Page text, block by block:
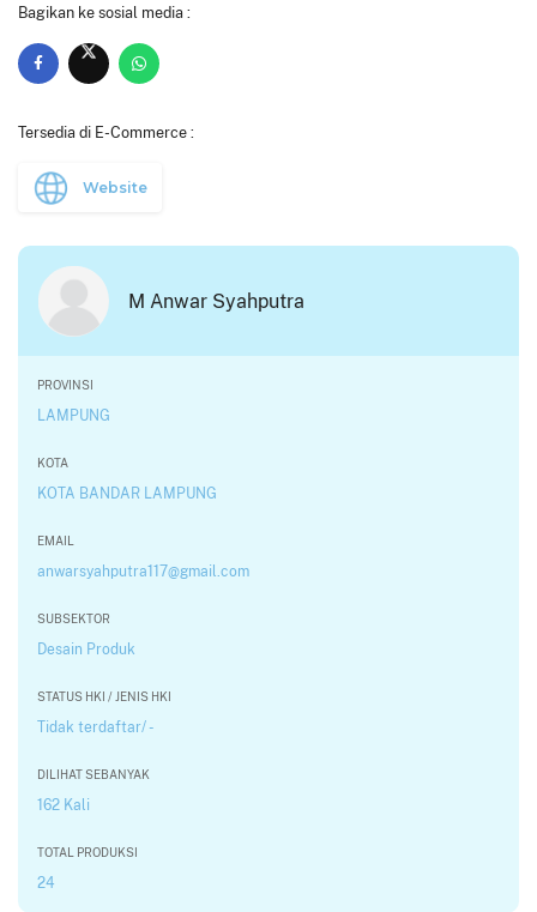
Bagikan ke sosial media :
Tersedia di E-Commerce :
Website
M Anwar Syahputra
PROVINSI
LAMPUNG
KOTA
KOTA BANDAR LAMPUNG
EMAIL
anwarsyahputra117@gmail.com
SUBSEKTOR
Desain Produk
STATUS HKI / JENIS HKI
Tidak terdaftar/ -
DILIHAT SEBANYAK
162 Kali
TOTAL PRODUKSI
24